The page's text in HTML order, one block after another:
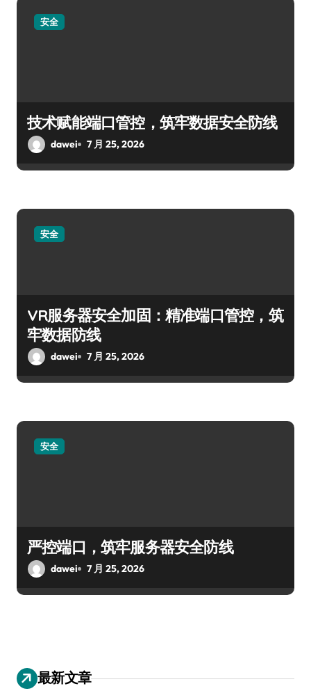
安全
技术赋能端口管控，筑牢数据安全防线
dawei 7 月 25, 2026
安全
VR服务器安全加固：精准端口管控，筑
牢数据防线
dawei 7 月 25, 2026
安全
严控端口，筑牢服务器安全防线
dawei 7 月 25, 2026
最新文章